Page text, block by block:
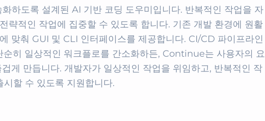
하도록 설계된 AI 기반 코딩 도우미입니다. 반복적인 작업을 자
략적인 작업에 집중할 수 있도록 합니다. 기존 개발 환경에 원활
맞춰 GUI 및 CLI 인터페이스를 제공합니다. CI/CD 파이프라인
순히 일상적인 워크플로를 간소화하든, Continue는 사용자의 요
게 만듭니다. 개발자가 일상적인 작업을 위임하고, 반복적인 작
할 수 있도록 지원합니다.